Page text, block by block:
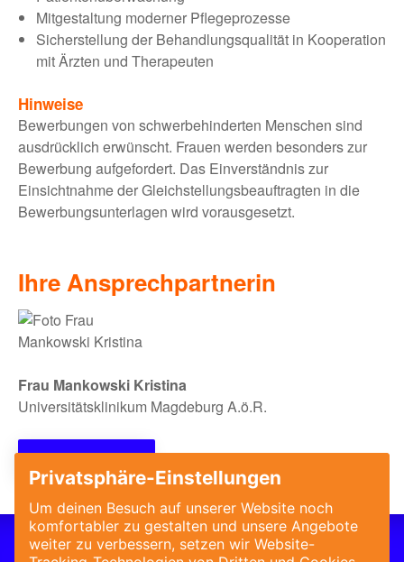
Mitgestaltung moderner Pflegeprozesse
Sicherstellung der Behandlungsqualität in Kooperation
mit Ärzten und Therapeuten
Hinweise
Bewerbungen von schwerbehinderten Menschen sind
ausdrücklich erwünscht. Frauen werden besonders zur
Bewerbung aufgefordert. Das Einverständnis zur
Einsichtnahme der Gleichstellungsbeauftragten in die
Bewerbungsunterlagen wird vorausgesetzt.
Ihre Ansprechpartnerin
Frau Mankowski Kristina
Universitätsklinikum Magdeburg A.ö.R.